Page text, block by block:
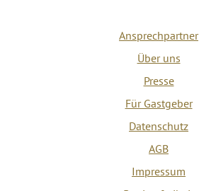
Ansprechpartner
Über uns
Presse
Für Gastgeber
Datenschutz
AGB
Impressum